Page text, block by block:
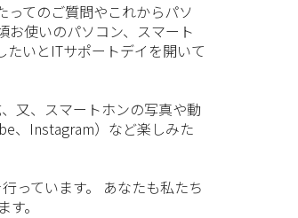
ってのご質問やこれからパソ
お使いのパソコン、スマート
いとITサポートデイを開いて
又、スマートホンの写真や動
、Instagram）など楽しみた
っています。 あなたも私たち
。